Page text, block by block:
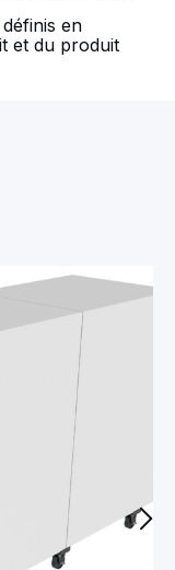
en
et du produit